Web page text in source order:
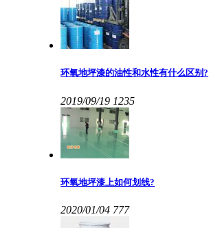
环氧地坪漆的油性和水性有什么区别?
2019/09/19 1235
环氧地坪漆上如何划线?
2020/01/04 777